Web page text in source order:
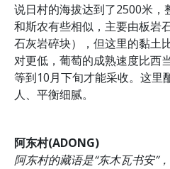
说日村的海拔达到了2500米，
和斯农有些相似，主要由板岩
石灰岩碎块），但这里的黏土
对更低，葡萄的成熟速度比西
等到10月下旬才能采收。这里
人、平衡细腻。
阿东村(ADONG)
阿东村的藏语是“东木瓦书安”